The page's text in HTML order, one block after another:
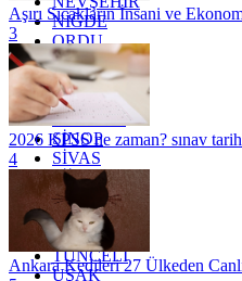
NİĞDE
ORDU
OSMANİYE
RİZE
SAKARYA
SAMSUN
SİNOP
SİVAS
SİİRT
TEKİRDAĞ
TOKAT
TRABZON
TUNCELİ
UŞAK
Aşırı Sıcakların İnsani ve
3
2026 KPSS ne zaman? sınav
4
Ankara Kedileri 27 Ülkeden